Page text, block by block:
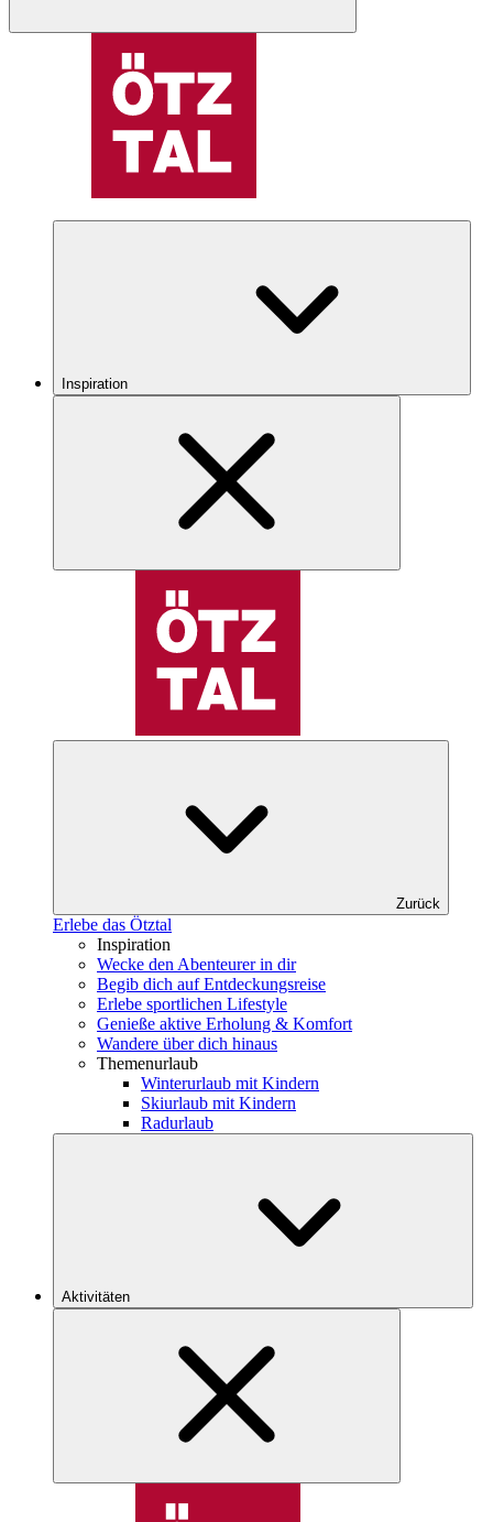
Inspiration
Zurück
Erlebe das Ötztal
Inspiration
Wecke den Abenteurer in dir
Begib dich auf Entdeckungsreise
Erlebe sportlichen Lifestyle
Genieße aktive Erholung & Komfort
Wandere über dich hinaus
Themenurlaub
Winterurlaub mit Kindern
Skiurlaub mit Kindern
Radurlaub
Aktivitäten